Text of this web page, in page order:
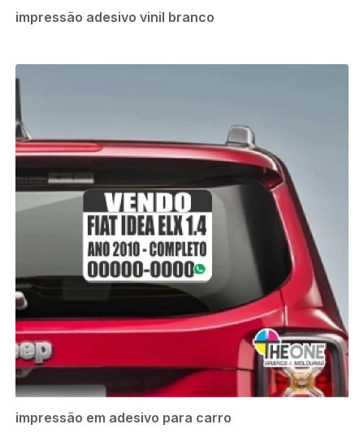
impressão adesivo vinil branco
impressão em adesivo para carro